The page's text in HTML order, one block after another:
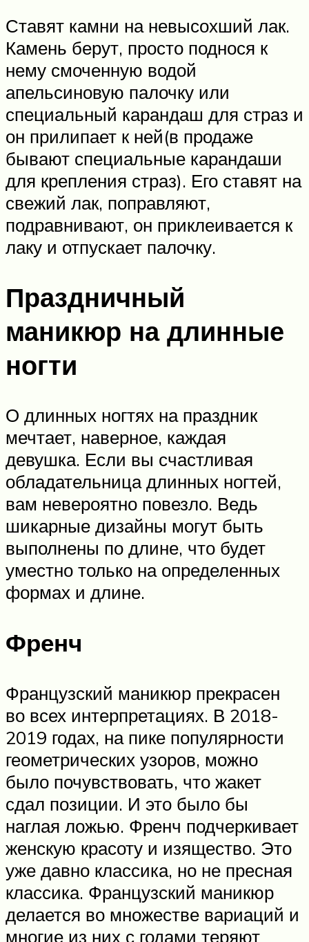
Ставят камни на невысохший лак.
Камень берут, просто поднося к
нему смоченную водой
апельсиновую палочку или
специальный карандаш для страз и
он прилипает к ней(в продаже
бывают специальные карандаши
для крепления страз). Его ставят на
свежий лак, поправляют,
подравнивают, он приклеивается к
лаку и отпускает палочку.
Праздничный
маникюр на длинные
ногти
О длинных ногтях на праздник
мечтает, наверное, каждая
девушка. Если вы счастливая
обладательница длинных ногтей,
вам невероятно повезло. Ведь
шикарные дизайны могут быть
выполнены по длине, что будет
уместно только на определенных
формах и длине.
Френч
Французский маникюр прекрасен
во всех интерпретациях. В 2018-
2019 годах, на пике популярности
геометрических узоров, можно
было почувствовать, что жакет
сдал позиции. И это было бы
наглая ложью. Френч подчеркивает
женскую красоту и изящество. Это
уже давно классика, но не пресная
классика. Французский маникюр
делается во множестве вариаций и
многие из них с годами теряют